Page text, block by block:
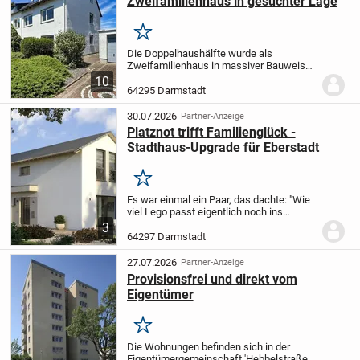
10
Merken
Die Doppelhaushälfte wurde als
Zweifamilienhaus in massiver Bauweise
unterkellert.Über die einladende Terrasse
gelangt man in das Haus, wo ein helles...
64295 Darmstadt
3
30.07.2026 Partner-Anzeige
Platznot trifft Familienglück -
Stadthaus-Upgrade für Eberstadt
Merken
Es war einmal ein Paar, das dachte: "Wie
viel Lego passt eigentlich noch ins
dann das zweite, und plötzlich wurde aus
"Wie viel Platz brauchen wir?" ein: "Wo
ist...
64297 Darmstadt
27.07.2026 Partner-Anzeige
Provisionsfrei und direkt vom
Eigentümer
Merken
Die Wohnungen befinden sich in der